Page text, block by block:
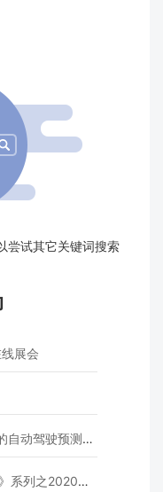
尝试其它关键词搜索
展会
预测模型挑战赛
年度开源峰会